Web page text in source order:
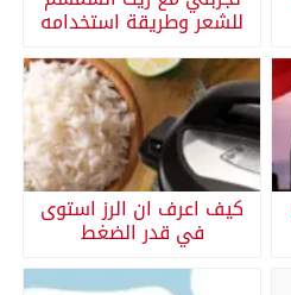
للشعر وطريقة استخدامه
كيف اعرف ان الرز استوى
في قدر الضغط